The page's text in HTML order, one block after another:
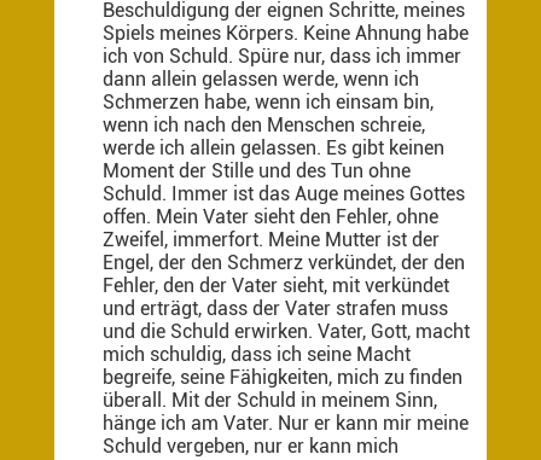
Beschuldigung der eignen Schritte, meines
Spiels meines Körpers. Keine Ahnung habe
ich von Schuld. Spüre nur, dass ich immer
dann allein gelassen werde, wenn ich
Schmerzen habe, wenn ich einsam bin,
wenn ich nach den Menschen schreie,
werde ich allein gelassen. Es gibt keinen
Moment der Stille und des Tun ohne
Schuld. Immer ist das Auge meines Gottes
offen. Mein Vater sieht den Fehler, ohne
Zweifel, immerfort. Meine Mutter ist der
Engel, der den Schmerz verkündet, der den
Fehler, den der Vater sieht, mit verkündet
und erträgt, dass der Vater strafen muss
und die Schuld erwirken. Vater, Gott, macht
mich schuldig, dass ich seine Macht
begreife, seine Fähigkeiten, mich zu finden
überall. Mit der Schuld in meinem Sinn,
hänge ich am Vater. Nur er kann mir meine
Schuld vergeben, nur er kann mich